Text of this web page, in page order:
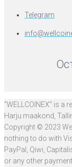
Telegram
“WELLCOINEX” is
Harju maakond,
Copyright © 2023
nothing to do with
PayPal, Qiwi,
or any other